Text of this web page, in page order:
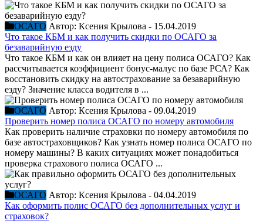
ОСАГО Автор: Ксения Крылова - 15.04.2019
Что такое КБМ и как получить скидки по ОСАГО за
безаварийную езду
Что такое КБМ и как он влияет на цену полиса ОСАГО? Как
рассчитывается коэффициент бонус-малус по базе РСА? Как
восстановить скидку на автострахование за безаварийную
езду? Значение класса водителя в ...
ОСАГО Автор: Ксения Крылова - 09.04.2019
Проверить номер полиса ОСАГО по номеру автомобиля
Как проверить наличие страховки по номеру автомобиля по
базе автостраховщиков? Как узнать номер полиса ОСАГО по
номеру машины? В каких ситуациях может понадобиться
проверка страхового полиса ОСАГО ...
ОСАГО Автор: Ксения Крылова - 04.04.2019
Как оформить полис ОСАГО без дополнительных услуг и
страховок?